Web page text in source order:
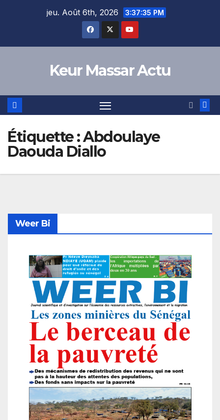
jeu. Août 6th, 2026 3:37:35 PM
Keur Massar Actu
Étiquette :Abdoulaye
Daouda Diallo
Weer Bi